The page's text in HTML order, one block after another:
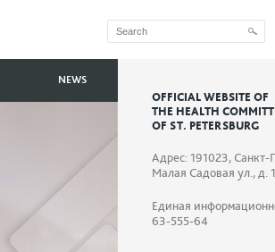
OFFICIAL WEBSITE OF
THE HEALTH
OF ST. PETERSBURG
Адрес: 191023, Санкт-
Малая Садовая ул., д. 1
Единая
63-555-64
NEWS